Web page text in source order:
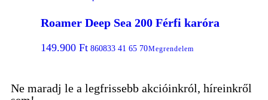
Roamer Deep Sea 200 Férfi karóra
149.900 Ft 860833 41 65 70Megrendelem
Ne maradj le a legfrissebb akcióinkról, híreinkről